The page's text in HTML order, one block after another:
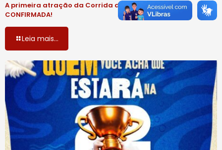
A primeira atração da Corrida da Galinha está
CONFIRMADA!
Leia mais...